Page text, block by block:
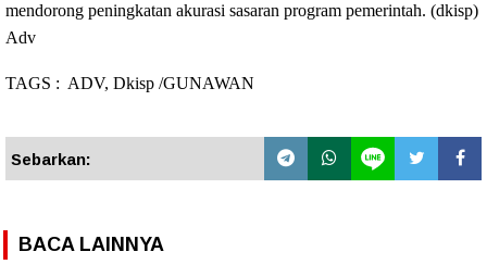
mendorong peningkatan akurasi sasaran program pemerintah. (dkisp)
Adv
TAGS : ADV, Dkisp /GUNAWAN
Sebarkan:
BACA LAINNYA